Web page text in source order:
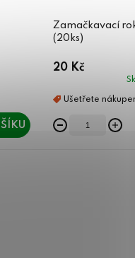
Zamačkavací
(20ks)
20 Kč